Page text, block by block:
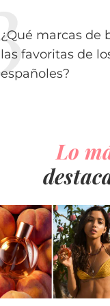
¿Qué marcas de
las favoritas de
españoles?
Lo